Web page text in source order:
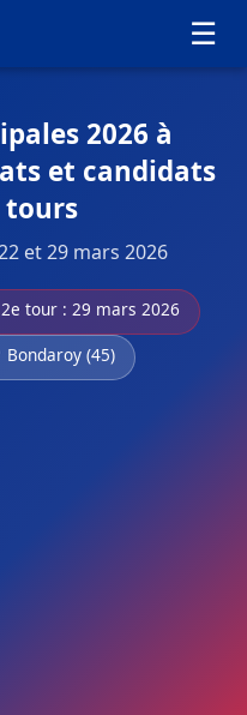
☰
2026 à
et candidats
tours
et 29 mars 2026
tour : 29 mars 2026
Bondaroy (45)